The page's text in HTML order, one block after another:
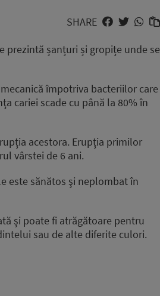
SHARE
prezintă șanțuri și gropițe unde se
împotriva bacteriilor care
cariei scade cu până la 80% în
acestora. Erupţia primilor
vârstei de 6 ani.
este sănătos şi neplombat în
şi poate fi atrăgătoare pentru
sau de alte diferite culori.